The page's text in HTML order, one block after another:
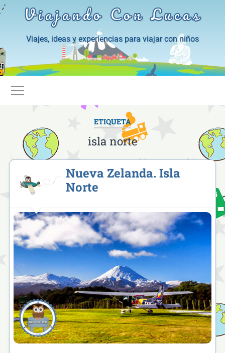
Viajando Con Lucas
Viajes, ideas y experiencias para viajar con niños
ETIQUETA
isla norte
Nueva Zelanda. Isla
Norte